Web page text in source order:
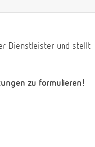
Dienstleister und stellt
zu formulieren!